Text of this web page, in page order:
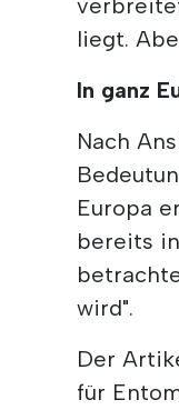
liegt.
In ganz
Nach
Europa
bereits
wird".
Der
für